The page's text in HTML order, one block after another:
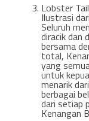
Lobster
Ilustrasi
Seluruh
diracik dan
bersama
total,
yang
untuk
menarik
berbagai
dari setiap
Kenangan